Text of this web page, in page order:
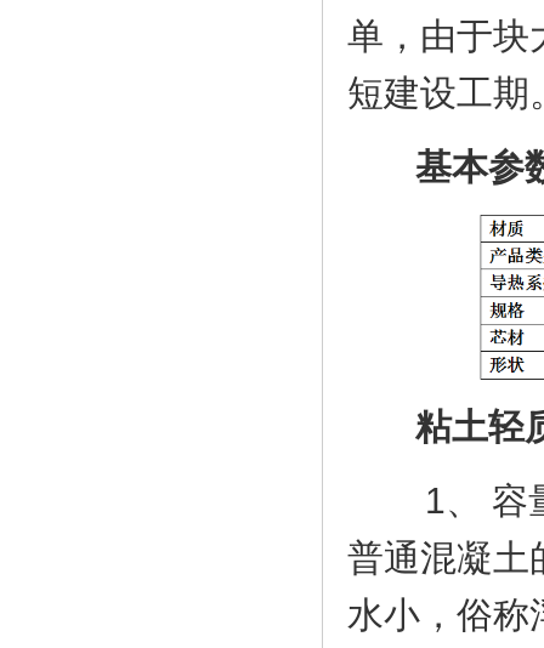
单，由于块
短建设工
基本参
粘土轻
1、 容量
普通混凝土
水小，俗称